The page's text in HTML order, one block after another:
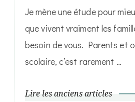
Je mène une étude pour
que vivent vraiment les
besoin de vous. Parents et
scolaire, c’est rarement …
Lire les anciens articles